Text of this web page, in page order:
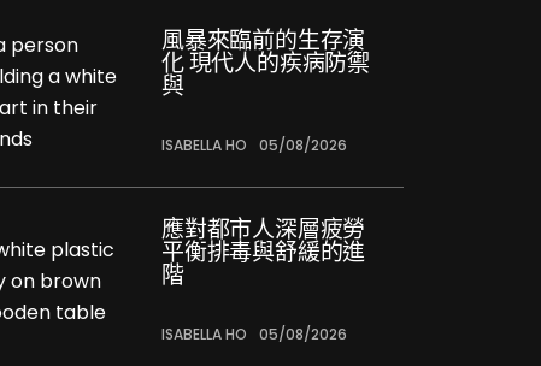
風暴來臨前的生存演
化 現代人的疾病防禦
與
ISABELLA HO 05/08/2026
應對都市人深層疲勞
平衡排毒與舒緩的進
階
ISABELLA HO 05/08/2026